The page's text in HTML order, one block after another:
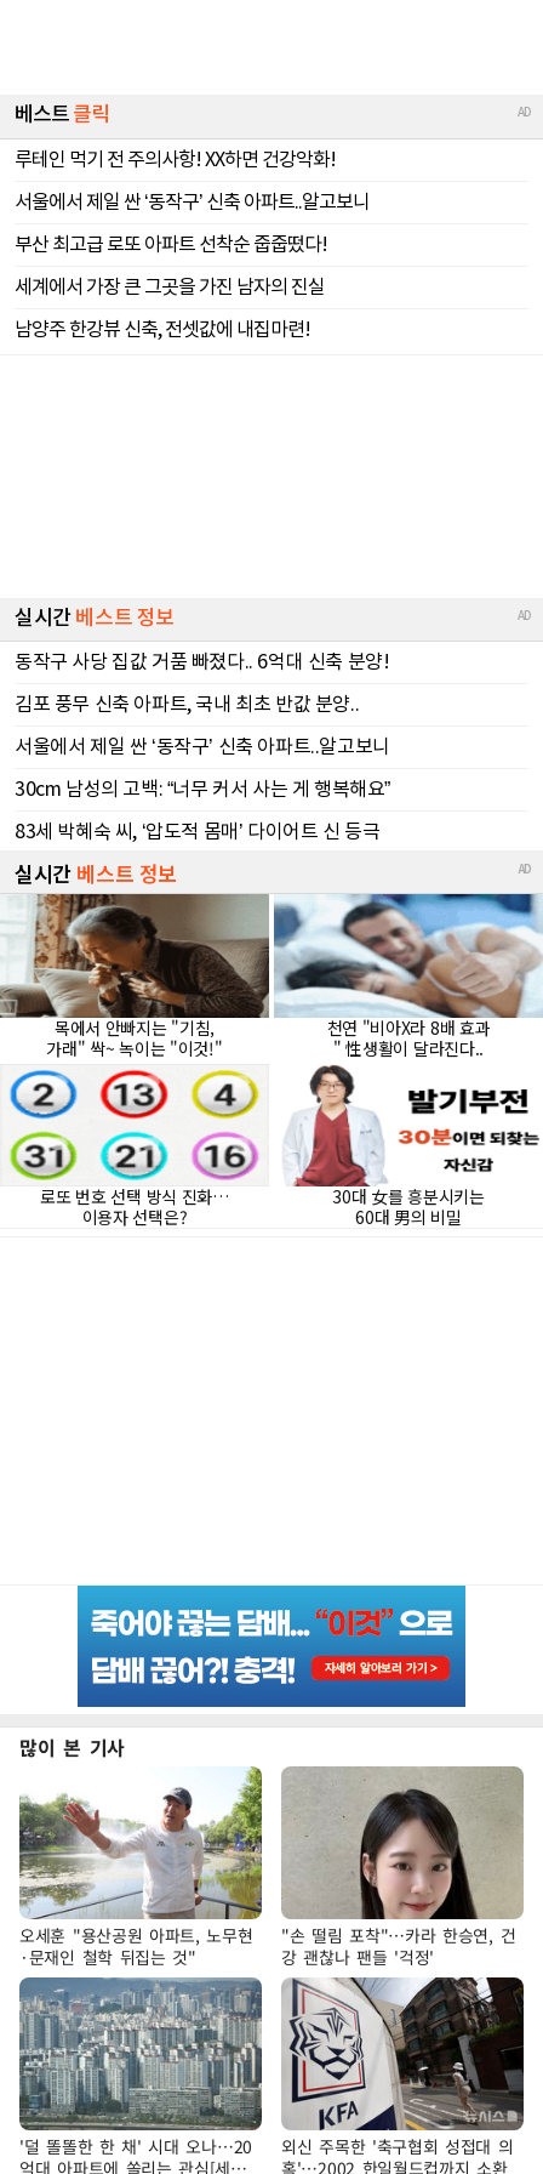
많이 본 기사
오세훈 "용산공원 아파트, 노무현
·문재인 철학 뒤집는 것"
"손 떨림 포착"…카라 한승연, 건
강 괜찮나 팬들 '걱정'
'덜 똘똘한 한 채' 시대 오나…20
억대 아파트에 쏠리는 관심[세제
외신 주목한 '축구협회 성접대 의
혹'…2002 한일월드컵까지 소환